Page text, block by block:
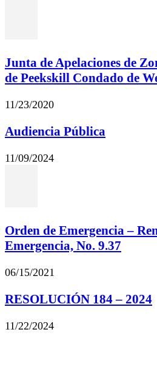
Junta de Apelaciones de
de Peekskill Condado de
11/23/2020
Audiencia Pública
11/09/2024
Orden de Emergencia –
Emergencia, No. 9.37
06/15/2021
RESOLUCIÓN 184 – 2024
11/22/2024